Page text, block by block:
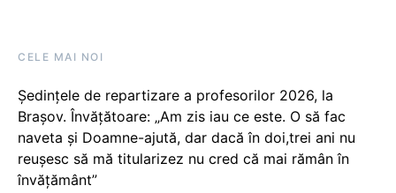
CELE MAI NOI
Ședințele de repartizare a profesorilor 2026, la
Brașov. Învățătoare: „Am zis iau ce este. O să fac
naveta și Doamne-ajută, dar dacă în doi,trei ani nu
reușesc să mă titularizez nu cred că mai rămân în
învățământ”